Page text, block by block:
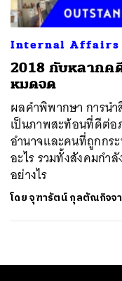
Internal Affairs
2018 กับหลากคดี
หมดจด
ผลคำพิพากษา การนำ
เป็นภาพสะท้อนที่ดีต่อ
อำนาจและคนที่ถูกกร
อะไร รวมทั้งสังคมกำ
อย่างไร
โดยจุฑารัตน์ กุลตัณกิจจา
ค้นหา
SHARE